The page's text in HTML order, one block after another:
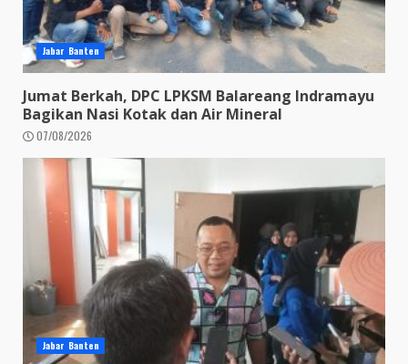
Jabar Banten
Jumat Berkah, DPC LPKSM Balareang Indramayu
Bagikan Nasi Kotak dan Air Mineral
07/08/2026
Jabar Banten